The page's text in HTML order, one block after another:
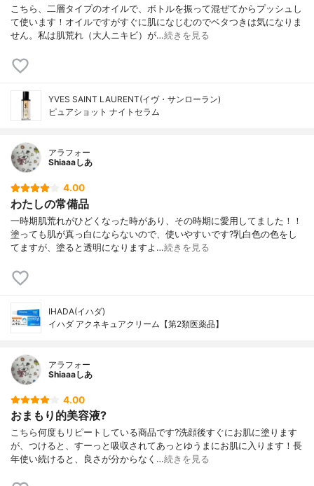
こちら、二層タイプのオイルで、ボトルを振って混ぜてからプッシュし
て使います！オイルですがすぐに肌になじむのでベタつきは気になりま
せん。私は肌荒れ（大人ニキビ）が…続きを見る
YVES SAINT LAURENT(イヴ・サンローラン)
ピュアショット ナイトセラム
アラフォー
Shiaaaしあ
4.00
わたしの常備品
一時期肌荒れがひどくなった時があり、その時期に愛用してました！！
塗っても肌が真っ白にならないので、使いやすいです?乳白色の色をし
てますが、塗ると透明になりますよ…続きを見る
IHADA(イハダ)
イハダ アクネキュアクリーム【第2類医薬品】
アラフォー
Shiaaaしあ
4.00
おまもり的美容液?
こちら何度もリピートしている商品です?洗顔後すぐにお肌に塗ります
が、つけると、すーっと吸収されてあっとゆうまにお肌に入ります！長
年使い続けると、良さが分からなく…続きを見る